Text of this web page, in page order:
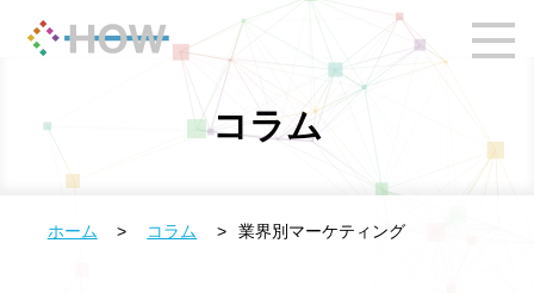
コラム
ホーム > コラム > 業界別マーケティング